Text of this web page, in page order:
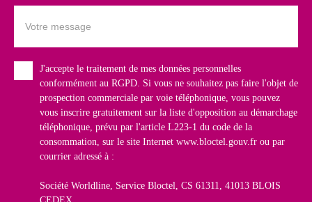
Votre message
J'accepte le traitement de mes données personnelles
conformément au RGPD. Si vous ne souhaitez pas faire l'objet de
prospection commerciale par voie téléphonique, vous pouvez
vous inscrire gratuitement sur la liste d'opposition au démarchage
téléphonique, prévu par l'article L223-1 du code de la
consommation, sur le site Internet www.bloctel.gouv.fr ou par
courrier adressé à :
Société Worldline, Service Bloctel, CS 61311, 41013 BLOIS
CEDEX.